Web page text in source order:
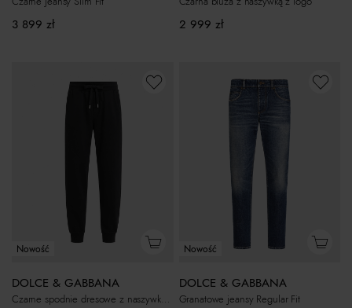
3 899 zł 2 999 zł
Nowość
DOLCE & GABBANA
Czarne spodnie dresowe z naszywką z logo
Nowość
DOLCE & GABBANA
Granatowe jeansy Regular Fit